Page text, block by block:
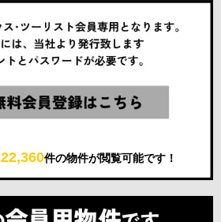
22,360件の物件が閲覧可能です！